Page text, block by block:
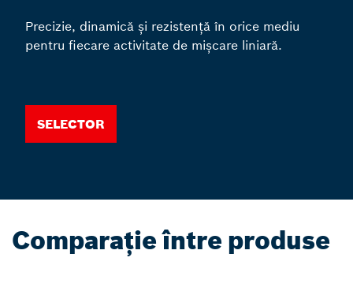
Precizie, dinamică și rezistență în orice mediu
pentru fiecare activitate de mișcare liniară.
Selector
Comparație între produse